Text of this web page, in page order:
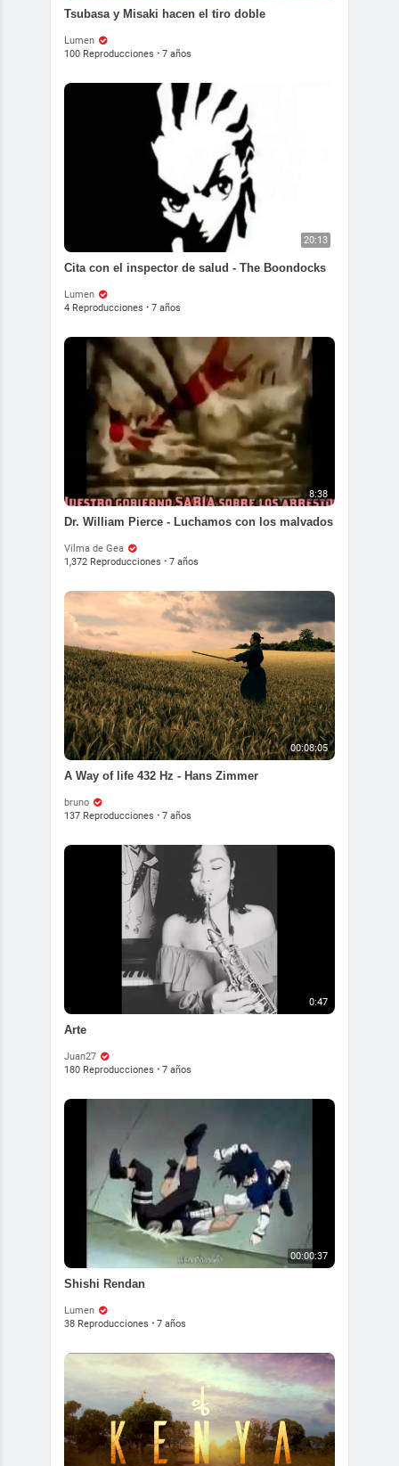
Tsubasa y Misaki hacen el tiro doble
Lumen
100 Reproducciones · 7 años
20:13
Cita con el inspector de salud - The Boondocks
Lumen
4 Reproducciones · 7 años
8:38
Dr. William Pierce - Luchamos con los malvados
Vilma de Gea
1,372 Reproducciones · 7 años
00:08:05
A Way of life 432 Hz - Hans Zimmer
bruno
137 Reproducciones · 7 años
0:47
Arte
Juan27
180 Reproducciones · 7 años
00:00:37
Shishi Rendan
Lumen
38 Reproducciones · 7 años